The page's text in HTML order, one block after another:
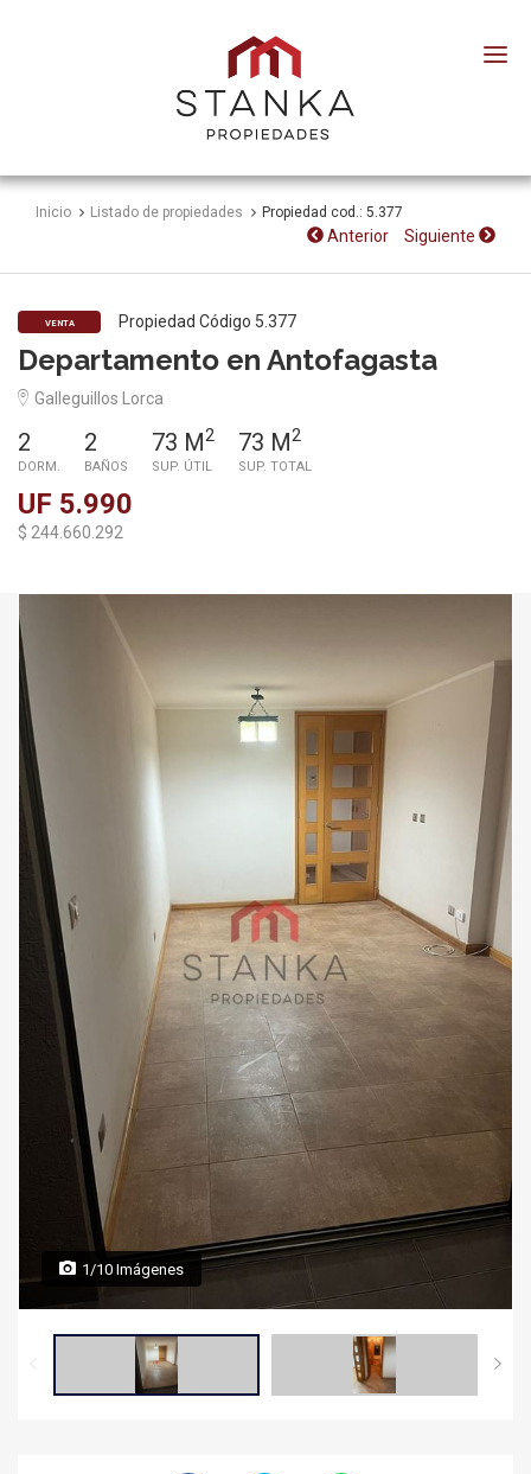
Propiedades
Inicio Listado de propiedades Propiedad cod.: 5.377
Anterior Siguiente
VENTA Propiedad Código 5.377
Departamento en Antofagasta
Galleguillos Lorca
2
DORM.
2
BAÑOS
73 M2
SUP. ÚTIL
73 M2
SUP. TOTAL
UF 5.990
$ 244.660.292
1/10 Imágenes